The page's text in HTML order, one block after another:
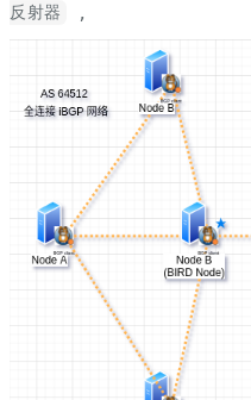
反射器
,